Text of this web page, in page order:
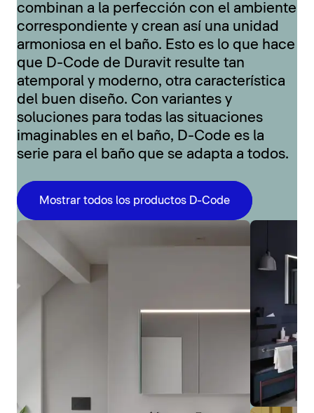
combinan a la perfección con el ambiente
correspondiente y crean así una unidad
armoniosa en el baño. Esto es lo que hace
que D-Code de Duravit resulte tan
atemporal y moderno, otra característica
del buen diseño. Con variantes y
soluciones para todas las situaciones
imaginables en el baño, D-Code es la
serie para el baño que se adapta a todos.
Mostrar todos los productos D-Code